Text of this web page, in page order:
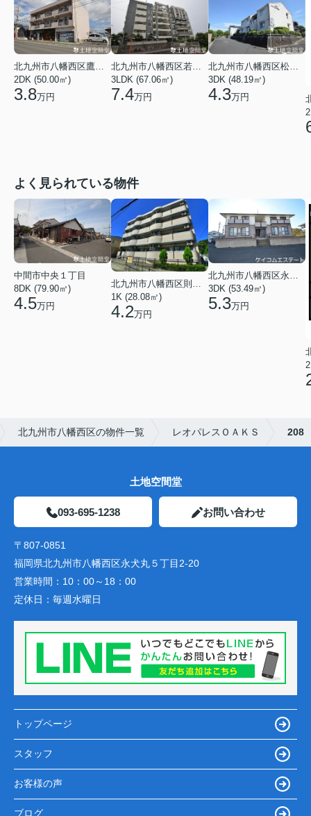
2DK (50.00㎡)
3.8万円
3LDK (67.06㎡)
7.4万円
3DK (48.19㎡)
4.3万円
よく見られている物件
中間市中央１丁目
8DK (79.90㎡)
4.5万円
北九州市八幡西区則松１丁目
1K (28.08㎡)
4.2万円
3DK (53.49㎡)
5.3万円
北九州市八幡西区の物件一覧 レオパレスＯＡＫＳ 208
土地空間堂
093-695-1238 お問い合わせ
〒807-0851
福岡県北九州市八幡西区永犬丸５丁目2-20
営業時間： 10：00～18：00
定休日： 毎週水曜日
トップページ
スタッフ
お客様の声
ブログ